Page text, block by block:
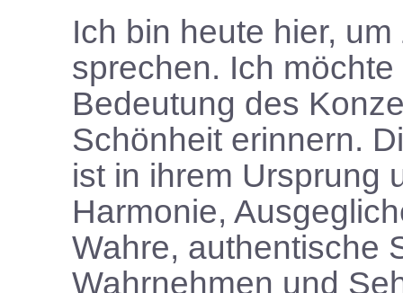
Ich bin heute hier,
sprechen. Ich
Bedeutung des
Schönheit erinnern.
ist in ihrem Ursprung
Harmonie,
Wahre, authentische
Wahrnehmen und